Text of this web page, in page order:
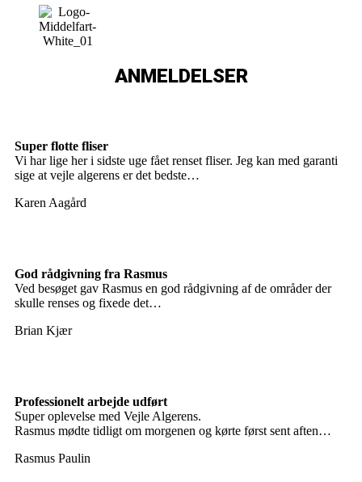
ANMELDELSER
Super flotte fliser
Vi har lige her i sidste uge fået renset fliser. Jeg kan med garanti
sige at vejle algerens er det bedste…
Karen Aagård
God rådgivning fra Rasmus
Ved besøget gav Rasmus en god rådgivning af de områder der
skulle renses og fixede det…
Brian Kjær
Professionelt arbejde udført
Super oplevelse med Vejle Algerens.
Rasmus mødte tidligt om morgenen og kørte først sent aften…
Rasmus Paulin